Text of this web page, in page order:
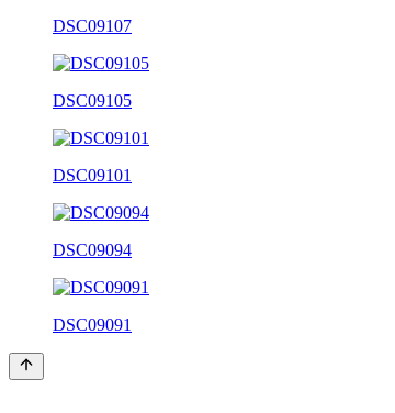
DSC09107
DSC09105
DSC09101
DSC09094
DSC09091